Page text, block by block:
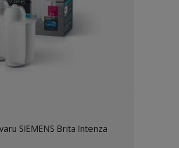
SIEMENS Brita Intenza